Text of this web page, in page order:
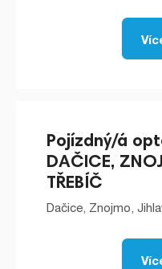
Pojízdný/á
DAČICE,
TŘEBÍČ
Dačice, Znojmo,